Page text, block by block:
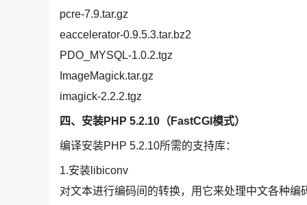
pcre-7.9.tar.gz
eaccelerator-0.9.5.3.tar.bz2
PDO_MYSQL-1.0.2.tgz
ImageMagick.tar.gz
imagick-2.2.2.tgz
四、安装PHP 5.2.10（FastCGI模式）
编译安装PHP 5.2.10所需的支持库：
1.安装libiconv
对文本进行编码间的转换，用它来处理中文各种编